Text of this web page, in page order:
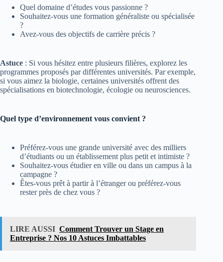
Quel domaine d’études vous passionne ?
Souhaitez-vous une formation généraliste ou spécialisée
?
Avez-vous des objectifs de carrière précis ?
Astuce : Si vous hésitez entre plusieurs filières, explorez les
programmes proposés par différentes universités. Par exemple,
si vous aimez la biologie, certaines universités offrent des
spécialisations en biotechnologie, écologie ou neurosciences.
Quel type d’environnement vous convient ?
Préférez-vous une grande université avec des milliers
d’étudiants ou un établissement plus petit et intimiste ?
Souhaitez-vous étudier en ville ou dans un campus à la
campagne ?
Êtes-vous prêt à partir à l’étranger ou préférez-vous
rester près de chez vous ?
LIRE AUSSI Comment Trouver un Stage en
Entreprise ? Nos 10 Astuces Imbattables